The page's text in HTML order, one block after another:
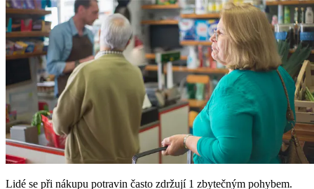
Lidé se při nákupu potravin často zdržují 1 zbytečným pohybem.